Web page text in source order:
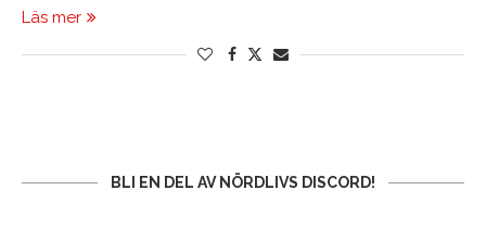
Läs mer
BLI EN DEL AV NÖRDLIVS DISCORD!